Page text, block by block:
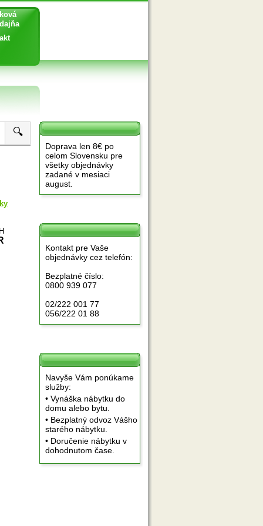
🔍
Doprava len 8€ po
celom Slovensku pre
všetky objednávky
zadané v mesiaci
august.
Kontakt pre Vaše
objednávky cez telefón:
Bezplatné číslo:
0800 939 077
02/222 001 77
056/222 01 88
Navyše Vám ponúkame
služby:
• Vynáška nábytku do
domu alebo bytu.
• Bezplatný odvoz Vášho
starého nábytku.
• Doručenie nábytku v
dohodnutom čase.